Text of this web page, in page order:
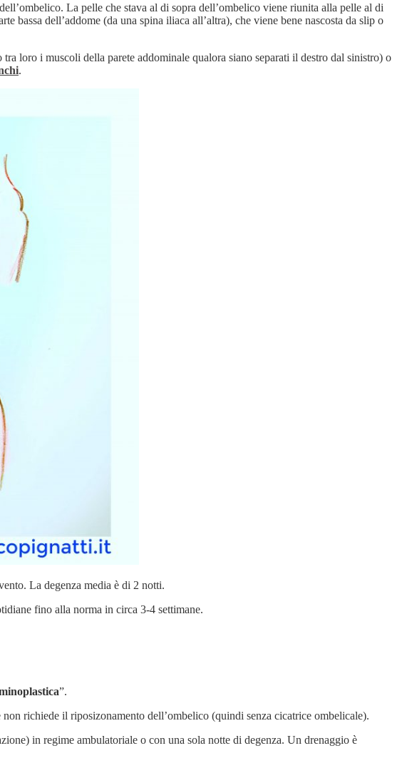
La pelle che stava al di sopra dell’ombelico viene riunita alla pelle al di
bassa dell’addome (da una spina iliaca all’altra), che viene bene nascosta da slip o
loro i muscoli della parete addominale qualora siano separati il destro dal sinistro) o
.
La degenza media è di 2 notti.
fino alla norma in circa 3-4 settimane.
”.
richiede il riposizonamento dell’ombelico (quindi senza cicatrice ombelicale).
in regime ambulatoriale o con una sola notte di degenza. Un drenaggio è